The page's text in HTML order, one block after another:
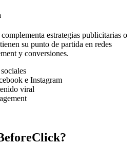
estrategias publicitarias o
su punto de partida en redes
y conversiones.
e Instagram
viral
?